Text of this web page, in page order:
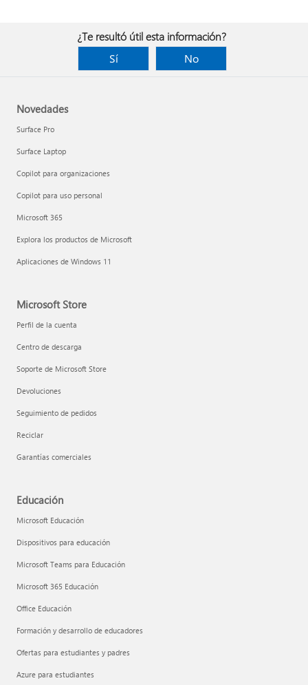
¿Te resultó útil esta información?
Sí
No
Novedades
Surface Pro
Surface Laptop
Copilot para organizaciones
Copilot para uso personal
Microsoft 365
Explora los productos de Microsoft
Aplicaciones de Windows 11
Microsoft Store
Perfil de la cuenta
Centro de descarga
Soporte de Microsoft Store
Devoluciones
Seguimiento de pedidos
Reciclar
Garantías comerciales
Educación
Microsoft Educación
Dispositivos para educación
Microsoft Teams para Educación
Microsoft 365 Educación
Office Educación
Formación y desarrollo de educadores
Ofertas para estudiantes y padres
Azure para estudiantes